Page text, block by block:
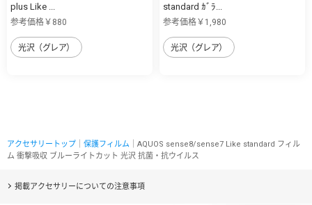
plus Like ...
参考価格￥880
光沢（グレア）
standard ｶﾞﾗ...
参考価格￥1,980
光沢（グレア）
アクセサリートップ 保護フィルム ｜AQUOS sense8/sense7 Like standard フィル
ム 衝撃吸収 ブルーライトカット 光沢 抗菌・抗ウイルス
掲載アクセサリーについての注意事項